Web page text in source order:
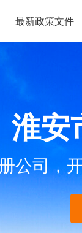
最新政策文件
淮安
公司，